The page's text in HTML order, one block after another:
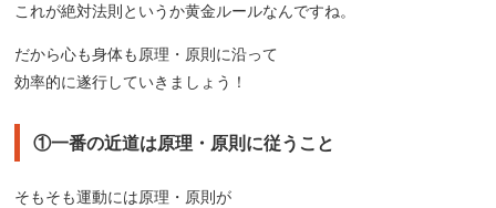
これが絶対法則というか黄金ルールなんですね。
だから心も身体も原理・原則に沿って
効率的に遂行していきましょう！
①一番の近道は原理・原則に従うこと
そもそも運動には原理・原則が